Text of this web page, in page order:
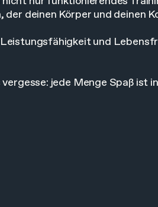
der deinen Körper und deinen
und
jede Menge Spaß ist